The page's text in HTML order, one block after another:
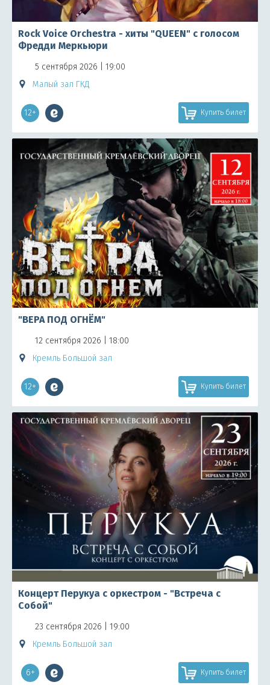
Rock Voice Orchestra - хиты "QUEEN" с голосом
Фредди Меркьюри
5 сентября 2026 | 19:00
Малый зал ГКД
12+ Купить билет
"ВЕРА ПОД ОГНЁМ"
12 сентября 2026 | 18:00
Кремль Большой зал
12+ Купить билет
Концерт Перукуа с оркестром - "Встреча с
Собой"
23 сентября 2026 | 19:00
Кремль Большой зал
6+ Купить билет